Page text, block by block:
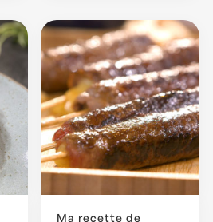
Ma recette de